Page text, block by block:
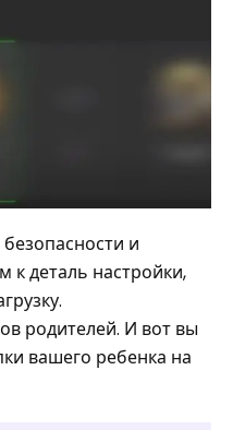
и
к деталь настройки,
родителей. И вот вы
вашего ребенка на